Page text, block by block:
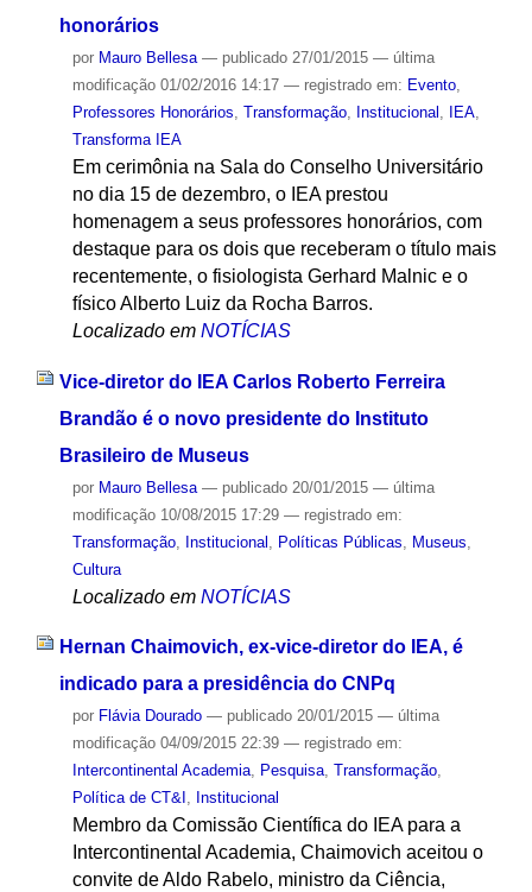
honorários
por Mauro Bellesa — publicado27/01/2015 — última
modificação01/02/2016 14:17 — registrado em: Evento,
Professores Honorários Transformação, Institucional IEA,
Transforma IEA
Em cerimônia na Sala do Conselho Universitário
no dia 15 de dezembro, o IEA prestou
homenagem a seus professores honorários, com
destaque para os dois que receberam o título mais
recentemente, o fisiologista Gerhard Malnic e o
físico Alberto Luiz da Rocha Barros.
Localizado em NOTÍCIAS
Vice-diretor do IEA Carlos Roberto Ferreira
Brandão é o novo presidente do Instituto
Brasileiro de Museus
por Mauro Bellesa — publicado20/01/2015 — última
modificação10/08/2015 17:29 — registrado em:
Transformação, Institucional Políticas Públicas Museus
Cultura
Localizado em NOTÍCIAS
Hernan Chaimovich, ex-vice-diretor do IEA, é
indicado para a presidência do CNPq
por Flávia Dourado — publicado20/01/2015 — última
modificação04/09/2015 22:39 — registrado em:
Intercontinental Academia, Pesquisa, Transformação,
Política de CT&I , Institucional
Membro da Comissão Científica do IEA para a
Intercontinental Academia, Chaimovich aceitou o
convite de Aldo Rabelo, ministro da Ciência,